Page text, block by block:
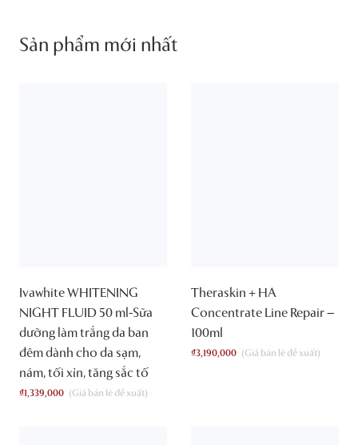
Sản phẩm mới nhất
Ivawhite WHITENING
NIGHT FLUID 50 ml-Sữa
dưỡng làm trắng da ban
đêm dành cho da sạm,
nám, tối xỉn, tăng sắc tố
₫1,339,000
Theraskin + HA
Concentrate Line Repair –
100ml
₫3,190,000